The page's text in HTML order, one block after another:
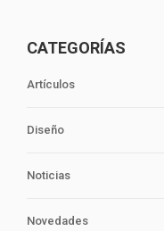
CATEGORÍAS
Artículos
Diseño
Noticias
Novedades